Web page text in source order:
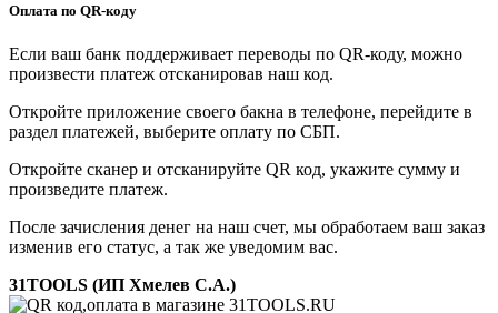
Оплата по QR-коду
Если ваш банк поддерживает переводы по QR-коду, можно
произвести платеж отсканировав наш код.
Откройте приложение своего бакна в телефоне, перейдите в
раздел платежей, выберите оплату по СБП.
Откройте сканер и отсканируйте QR код, укажите сумму и
произведите платеж.
После зачисления денег на наш счет, мы обработаем ваш заказ
изменив его статус, а так же уведомим вас.
31TOOLS (ИП Хмелев С.А.)